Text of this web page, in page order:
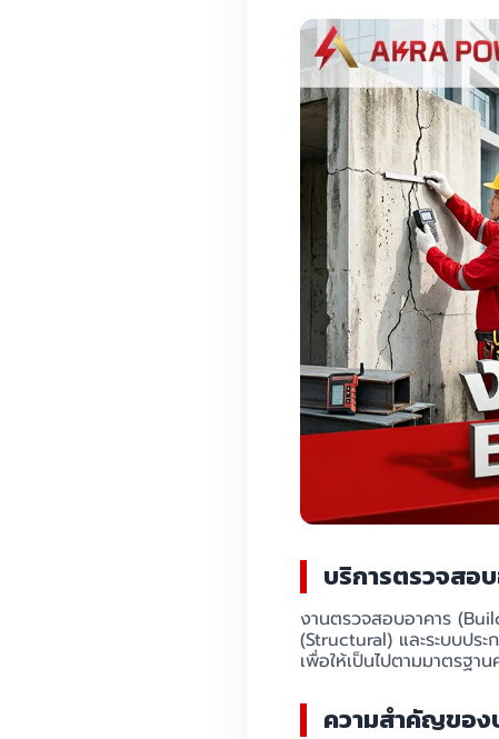
บริการตรวจสอ
งานตรวจสอบอาคาร
(Structural) และระบบปร
เพื่อให้เป็นไปตามมาตรฐ
ความสำคัญของ